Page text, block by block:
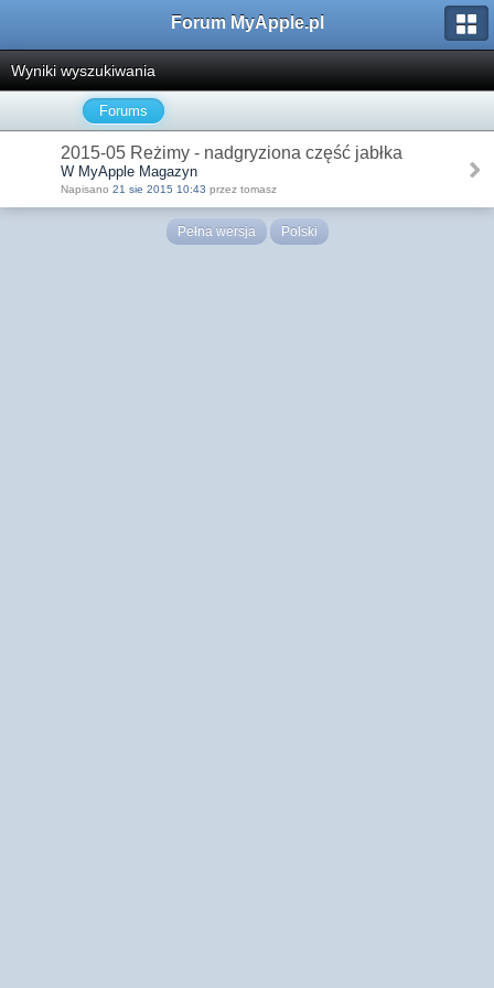
Forum MyApple.pl
Wyniki wyszukiwania
Forums
2015-05 Reżimy - nadgryziona część jabłka
W MyApple Magazyn
Napisano 21 sie 2015 10:43 przez tomasz
Pełna wersja Polski